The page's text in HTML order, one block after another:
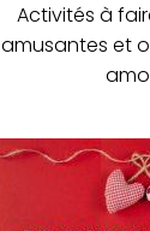
Activités à
amusantes et